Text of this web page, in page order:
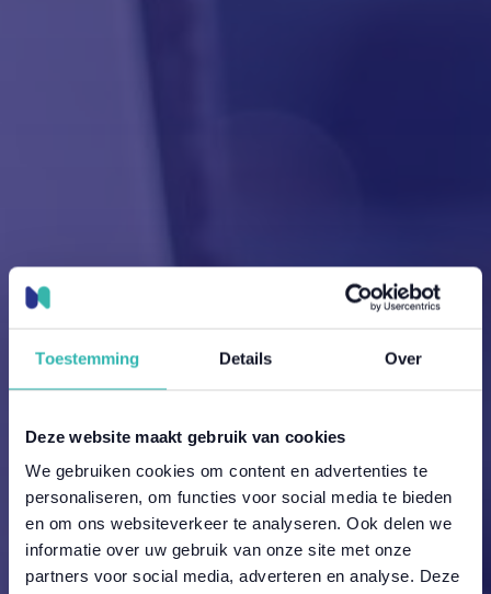
Toestemming Details Over
Deze website maakt gebruik van cookies
We gebruiken cookies om content en advertenties te
personaliseren, om functies voor social media te bieden
en om ons websiteverkeer te analyseren. Ook delen we
informatie over uw gebruik van onze site met onze
partners voor social media, adverteren en analyse. Deze